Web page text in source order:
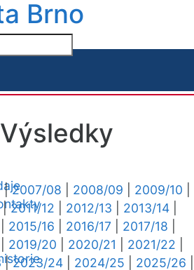
Brno
Výsledky
|2007/08 2008/09 2009/10
|2011/12 2012/13 2013/14
2015/16 2016/17 2017/18
2019/20 2020/21 2021/22
|2023/24 2024/25 2025/26